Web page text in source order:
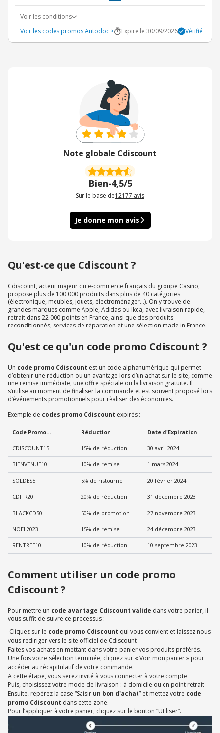
Voir les conditions
Voir les codes promos Autodoc >
Expire le 30/09/2026 Vérifié
Note globale Cdiscount
Bien-4,5/5
Sur le base de12177 avis
Je donne mon avis
Qu'est-ce que Cdiscount ?
Cdiscount, acteur majeur du e-commerce français du groupe Casino,
propose plus de 100 000 produits dans plus de 40 catégories
(électronique, meubles, jouets, électroménager…). On y trouve de
grandes marques comme Apple, Adidas ou Ikea, avec livraison rapide,
retrait dans 22 000 points en France, ainsi que des produits
reconditionnés, services de réparation et une sélection made in France.
Qu'est ce qu'un code promo Cdiscount ?
Un code promo Cdiscount est un code alphanumérique qui permet
d’obtenir une réduction ou un avantage lors d’un achat sur le site, comme
une remise immédiate, une offre spéciale ou la livraison gratuite. Il
s’utilise au moment de finaliser la commande et est souvent proposé lors
d’événements promotionnels pour réaliser des économies.
Exemple de codes promo Cdiscount expirés :
Code Promo
Cdiscount
Réduction Date d'Expiration
CDISCOUNT15 15% de réduction 30 avril 2024
BIENVENUE10 10% de remise 1 mars 2024
SOLDES5 5% de ristourne 20 février 2024
CDIFR20 20% de réduction 31 décembre 2023
BLACKCD50 50% de promotion 27 novembre 2023
NOEL2023 15% de remise 24 décembre 2023
RENTREE10 10% de réduction 10 septembre 2023
Comment utiliser un code promo
Cdiscount ?
Pour mettre un code avantage Cdiscount valide dans votre panier, il
vous suffit de suivre ce processus :
Cliquez sur le code promo Cdiscount qui vous convient et laissez nous
vous rediriger vers le site officiel de Cdiscount
Faites vos achats en mettant dans votre panier vos produits préférés.
Une fois votre sélection terminée, cliquez sur « Voir mon panier » pour
accéder au récapitulatif de votre commande.
A cette étape, vous serez invité à vous connecter à votre compte
Puis, choisissez votre mode de livraison : à domicile ou en point retrait
Ensuite, repérez la case “Saisir un bon d'achat” et mettez votre code
promo Cdiscount dans cette zone.
Pour l’appliquer à votre panier, cliquez sur le bouton “Utiliser”.